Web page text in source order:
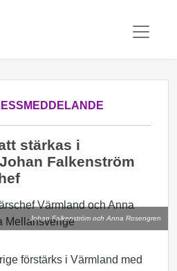
stärkas i
Falkenström
Johan Falkenström och Anna Rosengren
förstärks i Värmland med